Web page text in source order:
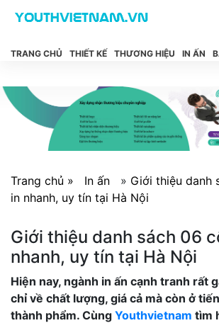
TRANG CHỦ THIẾT KẾ THƯƠNG HIỆU IN ẤN
Trang chủ » In ấn » Giới thiệu danh
in nhanh, uy tín tại Hà Nội
Giới thiệu danh sách 06
nhanh, uy tín tại Hà Nội
Hiện nay, ngành in ấn cạnh tranh rất
chỉ về chất lượng, giá cả mà còn ở
thành phẩm. Cùng Youthvietnam tìm